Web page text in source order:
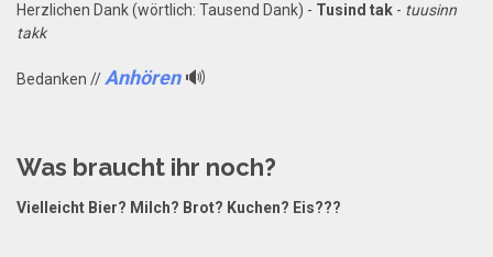
Herzlichen Dank (wörtlich: Tausend Dank) - Tusind tak - tuusinn
takk
Bedanken // Anhören🔊
Was braucht ihr noch?
Vielleicht Bier? Milch? Brot? Kuchen? Eis???